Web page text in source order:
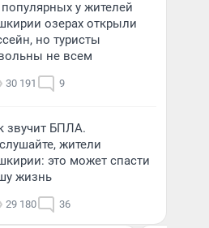
у жителей
озерах открыли
но туристы
не всем
30 191 9
звучит БПЛА.
жители
это может спасти
жизнь
29 180 36